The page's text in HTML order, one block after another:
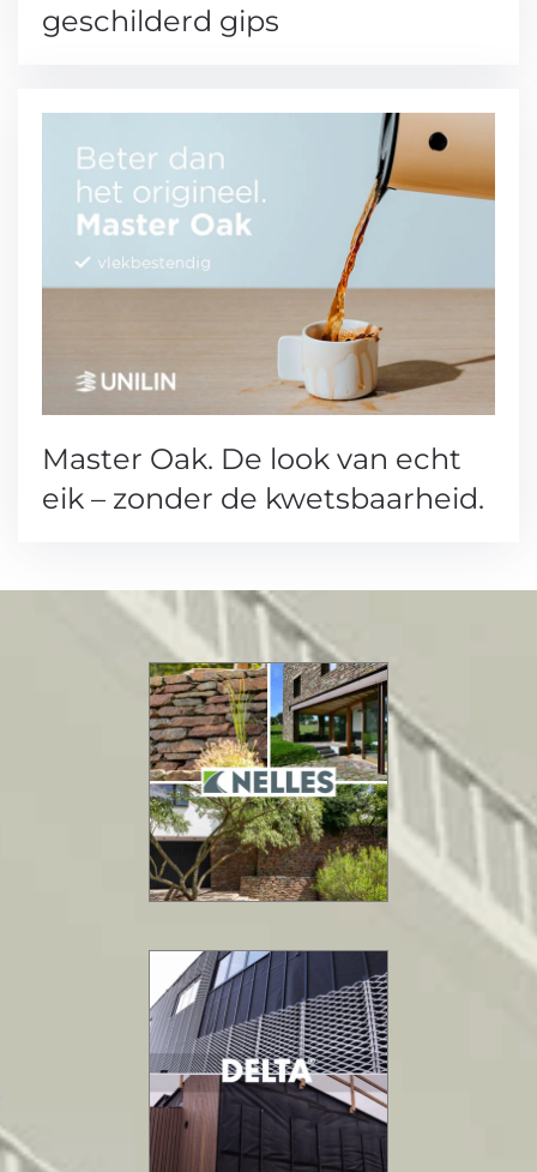
geschilderd gips
Master Oak. De look van echt
eik – zonder de kwetsbaarheid.